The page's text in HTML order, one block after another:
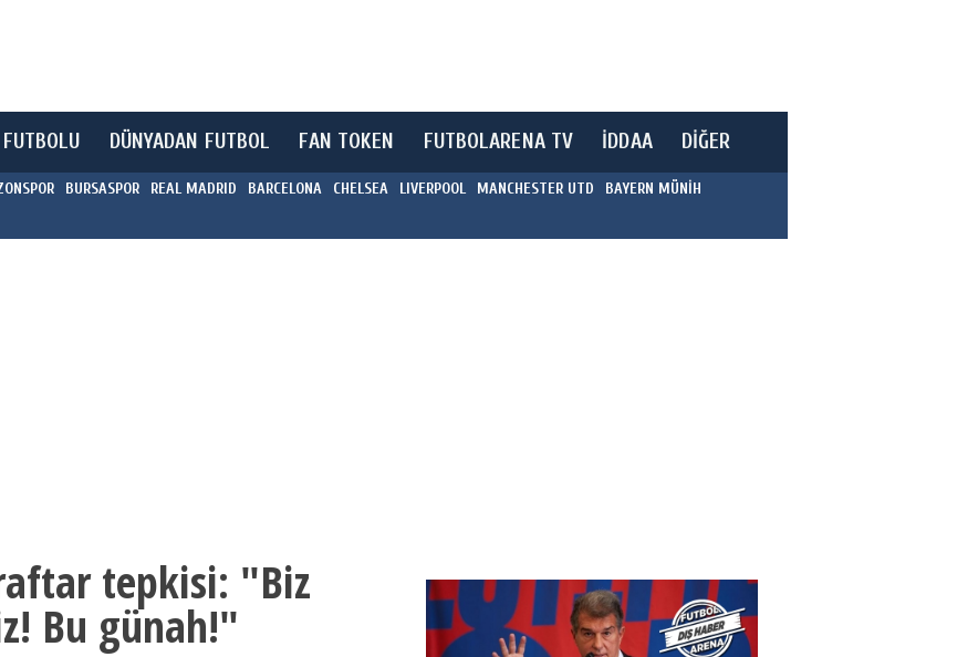
DÜNYADAN FUTBOL FAN TOKEN FUTBOLARENA TV İDDAA DİĞER
BURSASPOR REAL MADRID BARCELONA CHELSEA LIVERPOOL MANCHESTER UTD
BAYERN MÜNİH
tepkisi: "Biz
Bu günah!"